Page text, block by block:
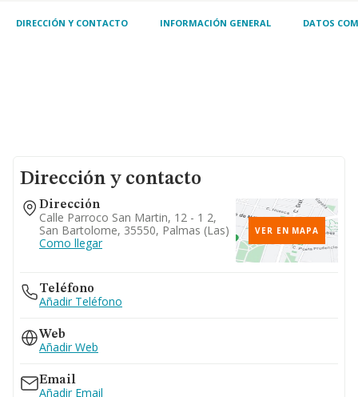
los
DIRECCIÓN Y CONTACTO INFORMACIÓN GENERAL DATOS
Dirección y contacto
Dirección
Calle Parroco San Martin, 12 - 1 2,
San Bartolome, 35550, Palmas (las)
Como llegar
VER EN MAPA
Teléfono
Añadir Teléfono
Web
Añadir Web
Email
Añadir Email